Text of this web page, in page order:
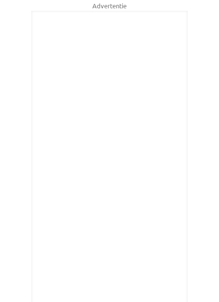
Advertentie